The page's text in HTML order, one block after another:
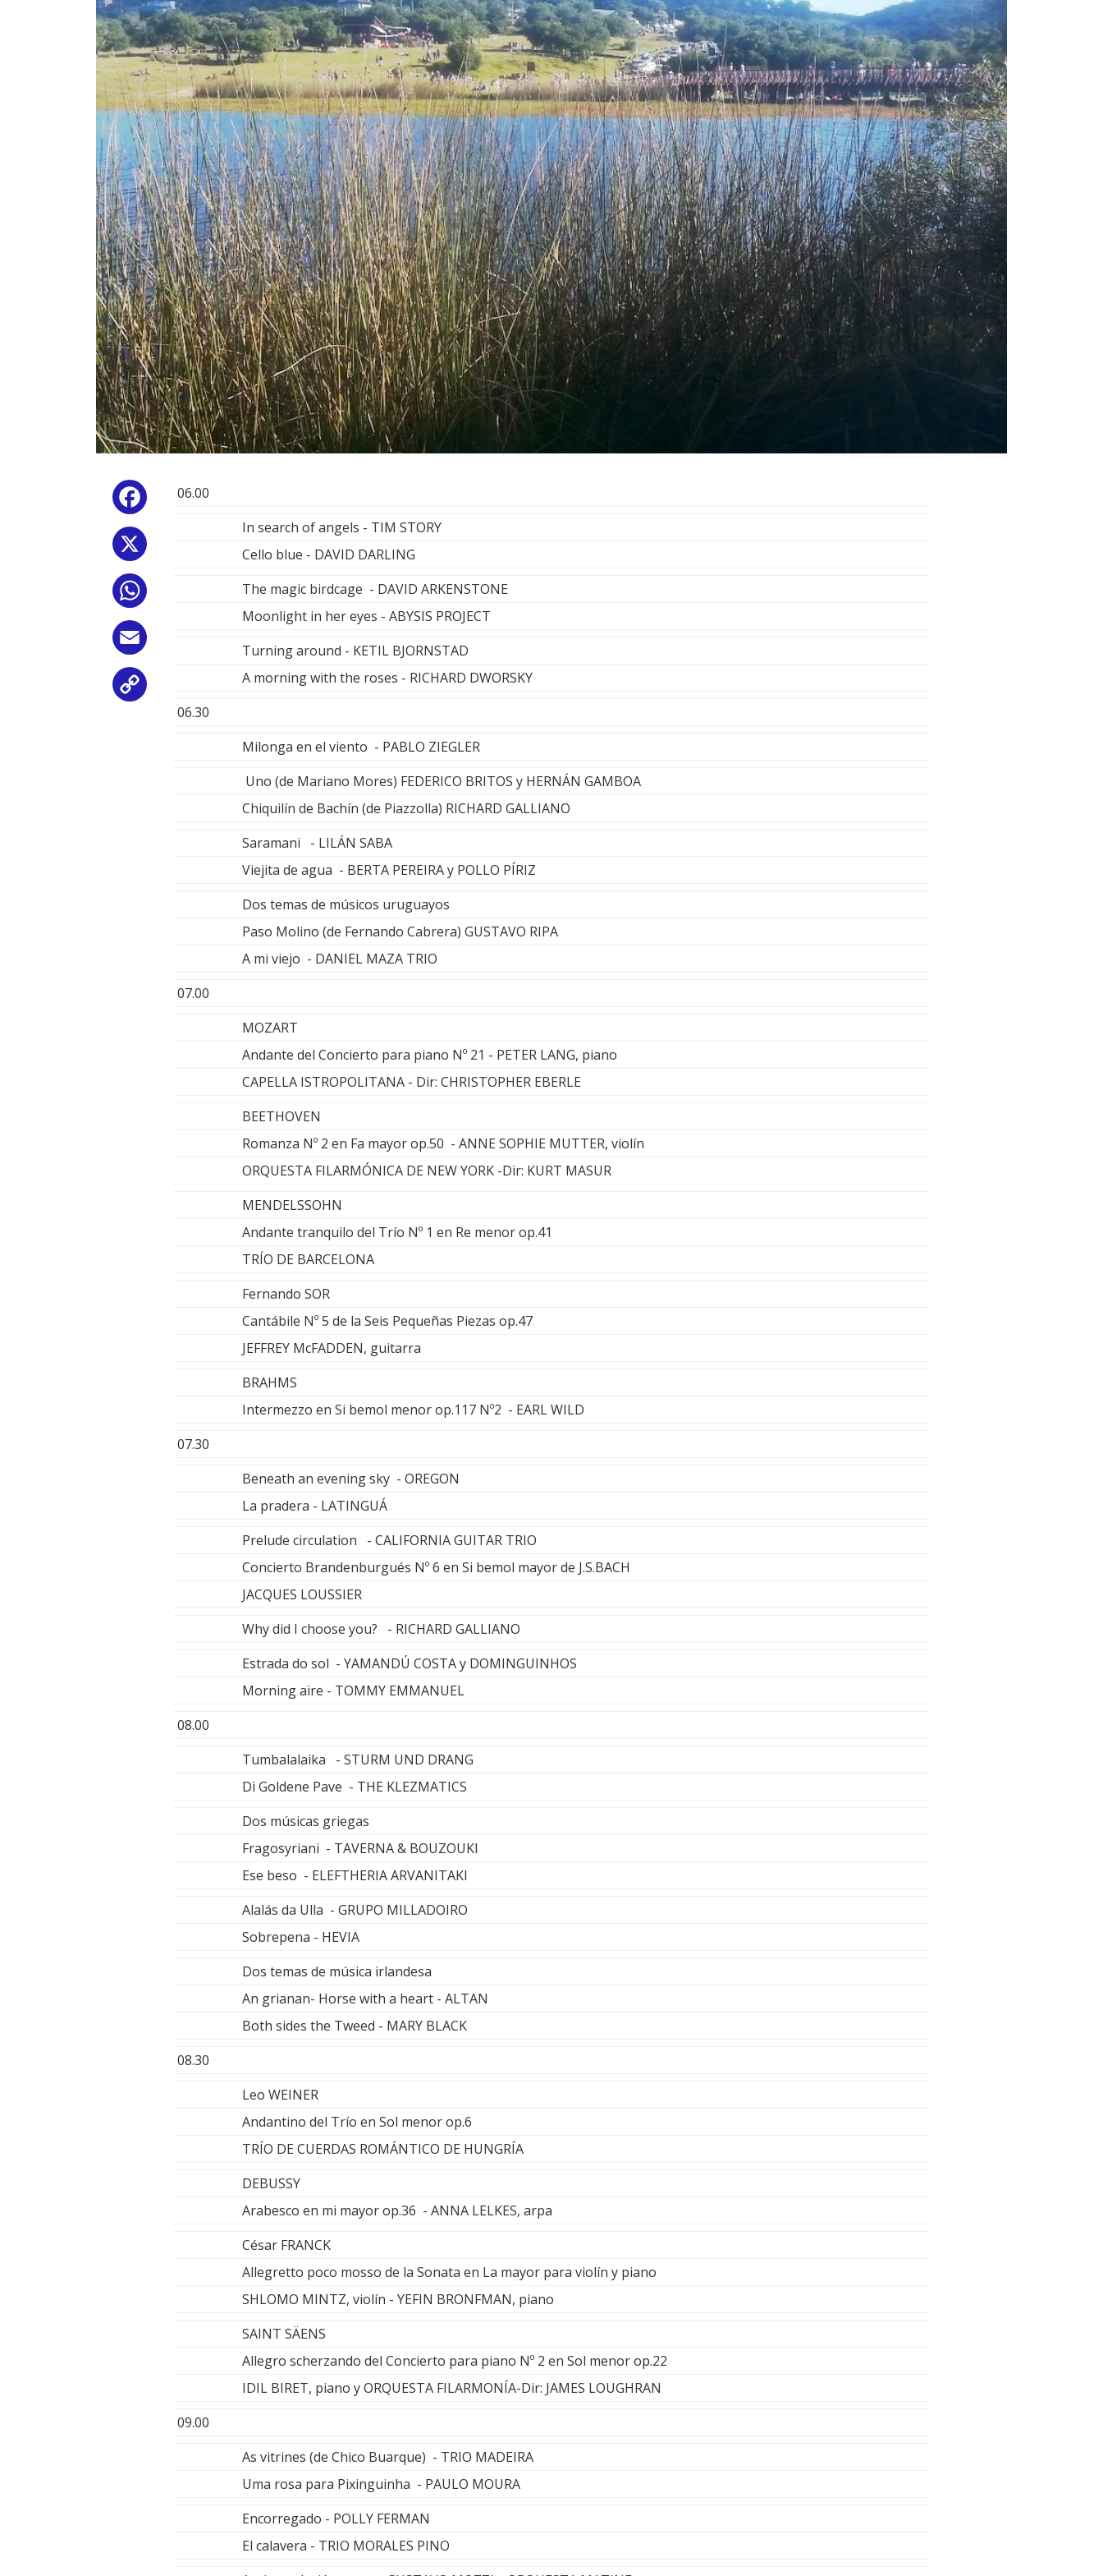
Facebook
06.00
In search of angels - TIM STORY
Cello blue - DAVID DARLING
The magic birdcage - DAVID ARKENSTONE
Moonlight in her eyes - ABYSIS PROJECT
Turning around - KETIL BJORNSTAD
A morning with the roses - RICHARD DWORSKY
06.30
Milonga en el viento - PABLO ZIEGLER
Uno (de Mariano Mores) FEDERICO BRITOS y HERNÁN GAMBOA
Chiquilín de Bachín (de Piazzolla) RICHARD GALLIANO
Saramani - LILÁN SABA
Viejita de agua - BERTA PEREIRA y POLLO PÍRIZ
Dos temas de músicos uruguayos
Paso Molino (de Fernando Cabrera) GUSTAVO RIPA
A mi viejo - DANIEL MAZA TRIO
07.00
MOZART
Andante del Concierto para piano Nº 21 - PETER LANG, piano
CAPELLA ISTROPOLITANA - Dir: CHRISTOPHER EBERLE
BEETHOVEN
Romanza Nº 2 en Fa mayor op.50 - ANNE SOPHIE MUTTER, violín
ORQUESTA FILARMÓNICA DE NEW YORK -Dir: KURT MASUR
MENDELSSOHN
Andante tranquilo del Trío Nº 1 en Re menor op.41
TRÍO DE BARCELONA
Fernando SOR
Cantábile Nº 5 de la Seis Pequeñas Piezas op.47
JEFFREY McFADDEN, guitarra
BRAHMS
Intermezzo en Si bemol menor op.117 Nº2 - EARL WILD
07.30
Beneath an evening sky - OREGON
La pradera - LATINGUÁ
Prelude circulation - CALIFORNIA GUITAR TRIO
Concierto Brandenburgués Nº 6 en Si bemol mayor de J.S.BACH
JACQUES LOUSSIER
Why did I choose you? - RICHARD GALLIANO
Estrada do sol - YAMANDÚ COSTA y DOMINGUINHOS
Morning aire - TOMMY EMMANUEL
08.00
Tumbalalaika - STURM UND DRANG
Di Goldene Pave - THE KLEZMATICS
Dos músicas griegas
Fragosyriani - TAVERNA & BOUZOUKI
Ese beso - ELEFTHERIA ARVANITAKI
Alalás da Ulla - GRUPO MILLADOIRO
Sobrepena - HEVIA
Dos temas de música irlandesa
An grianan- Horse with a heart - ALTAN
Both sides the Tweed - MARY BLACK
08.30
Leo WEINER
Andantino del Trío en Sol menor op.6
TRÍO DE CUERDAS ROMÁNTICO DE HUNGRÍA
DEBUSSY
Arabesco en mi mayor op.36 - ANNA LELKES, arpa
César FRANCK
Allegretto poco mosso de la Sonata en La mayor para violín y piano
SHLOMO MINTZ, violín - YEFIN BRONFMAN, piano
SAINT SÄENS
Allegro scherzando del Concierto para piano Nº 2 en Sol menor op.22
IDIL BIRET, piano y ORQUESTA FILARMONÍA-Dir: JAMES LOUGHRAN
09.00
As vitrines (de Chico Buarque) - TRIO MADEIRA
Uma rosa para Pixinguinha - PAULO MOURA
Encorregado - POLLY FERMAN
El calavera - TRIO MORALES PINO